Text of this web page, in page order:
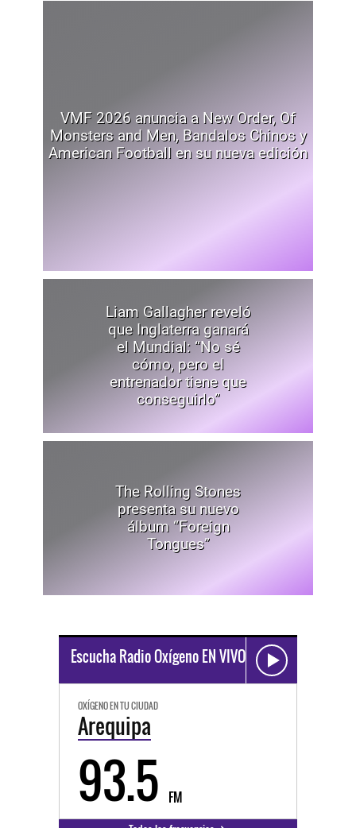
VMF 2026 anuncia a New Order, Of
Monsters and Men, Bandalos Chinos y
American Football en su nueva edición
Liam Gallagher reveló
que Inglaterra ganará
el Mundial: “No sé
cómo, pero el
entrenador tiene que
conseguirlo”
The Rolling Stones
presenta su nuevo
álbum “Foreign
Tongues”
Escucha Radio Oxígeno EN VIVO
OXÍGENO EN TU CIUDAD
Arequipa
93.5 FM